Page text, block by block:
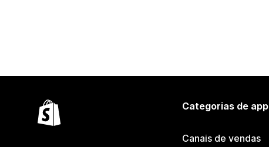
Categorias de app
Canais de vendas